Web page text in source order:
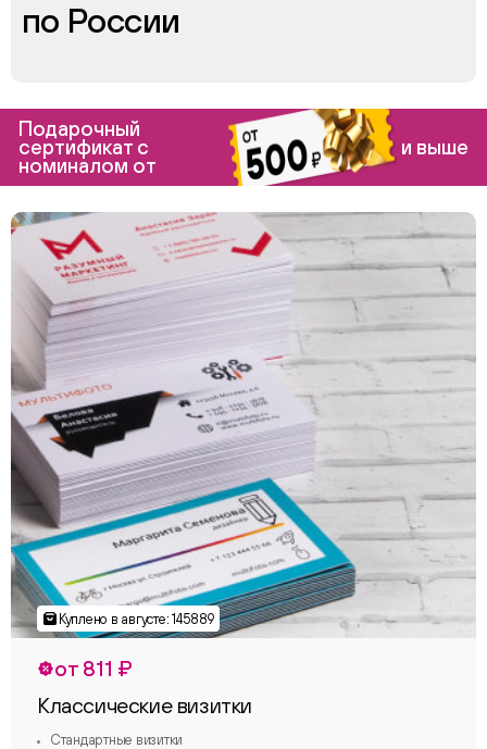
по России
Подарочный
сертификат с
номиналом от
и выше
от 811 ₽
Классические визитки
Стандартные визитки